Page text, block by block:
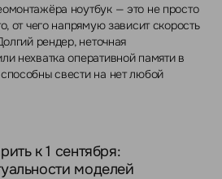
ноутбук — это не просто
от чего напрямую зависит скорость
рендер, неточная
нехватка оперативной памяти в
свести на нет любой
к 1 сентября:
моделей